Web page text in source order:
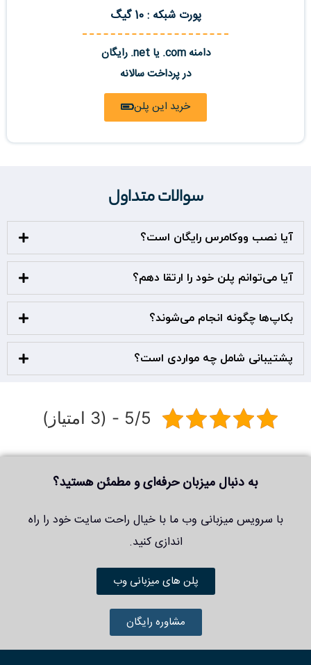
پورت شبکه : 10 گیگ
دامنه com. یا net. رایگان
در پرداخت سالانه
خرید این پلن
سوالات متداول
آیا نصب ووکامرس رایگان است؟
آیا می‌توانم پلن خود را ارتقا دهم؟
بکاپ‌ها چگونه انجام می‌شوند؟
پشتیبانی شامل چه مواردی است؟
5/5 - (3 امتیاز)
به دنبال میزبان حرفه‌ای و مطمئن هستید؟
با سرویس میزبانی وب ما با خیال راحت سایت خود را راه
اندازی کنید.
پلن های میزبانی وب
مشاوره رایگان